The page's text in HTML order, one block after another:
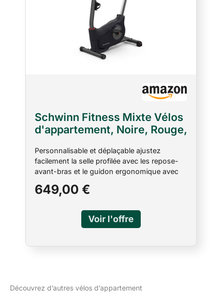
Schwinn Fitness Mixte Vélos
d'appartement, Noire, Rouge,
Personnalisable et déplaçable ajustez
facilement la selle profilée avec les repose-
avant-bras et le guidon ergonomique avec
bouteille surdimensionné, manivelles 3
Explorez le monde synchronisez vous avec
l'application gratuite explore the world
explore the world) Caractéristiques un écran
649,00 €
Découvrez d’autres vélos d’appartement